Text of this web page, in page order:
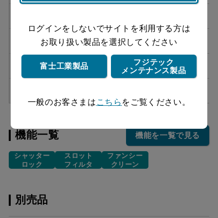
FVM-9061L BK オープン価格
FVM-9061L W オープン価格
機能一覧 機能を一覧で見る
シャッター
ロック
スロット
フィルタ
ファンシー
クリーン
別売品
ログインをしないでサイトを利用する方は
お取り扱い製品を選択してください
富士工業製品
フジテック
メンテナンス製品
一般のお客さまは こちら をご覧ください。